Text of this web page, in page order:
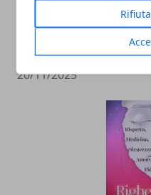
Il professor
Bari: scienza e
dell’identità
20/11/2025